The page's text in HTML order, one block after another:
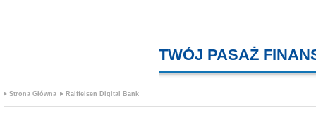
TWÓJ PASAŻ
Strona Główna Raiffeisen Digital Bank